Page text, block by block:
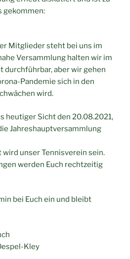
gekommen:
Mitglieder steht bei uns im
Versammlung halten wir im
durchführbar, aber wir gehen
Pandemie sich in den
wird.
heutiger Sicht den 20.08.2021,
Jahreshauptversammlung
unser Tennisverein sein.
werden Euch rechtzeitig
bei Euch ein und bleibt
Kley